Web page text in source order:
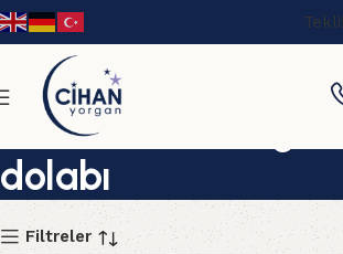
imalattan dört
dolabı
Filtreler